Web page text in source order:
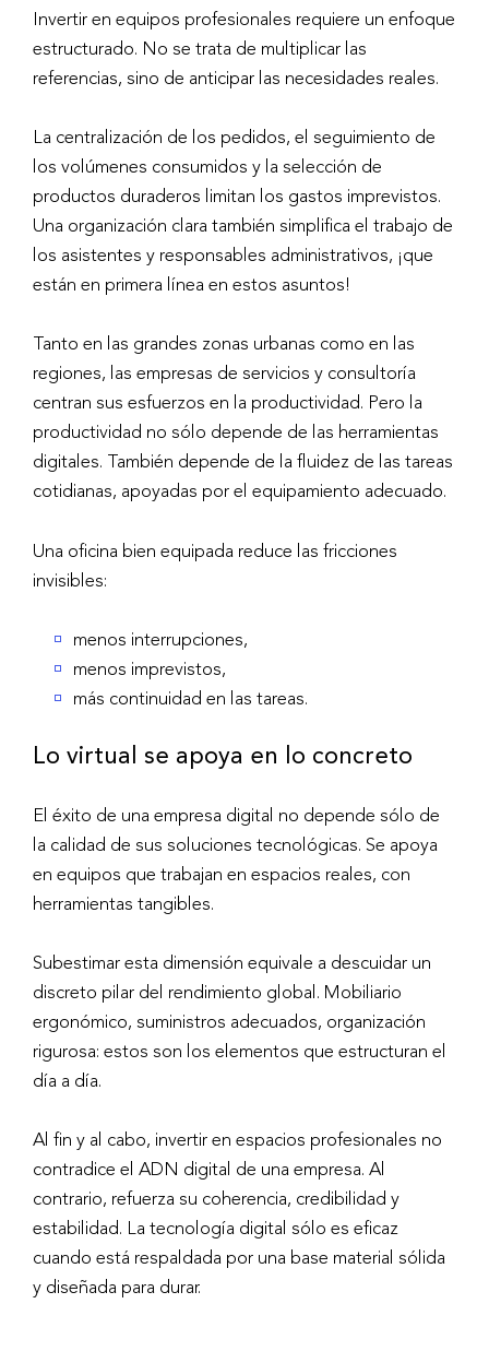
Invertir en equipos profesionales requiere un enfoque
estructurado. No se trata de multiplicar las
referencias, sino de anticipar las necesidades reales.
La centralización de los pedidos, el seguimiento de
los volúmenes consumidos y la selección de
productos duraderos limitan los gastos imprevistos.
Una organización clara también simplifica el trabajo de
los asistentes y responsables administrativos, ¡que
están en primera línea en estos asuntos!
Tanto en las grandes zonas urbanas como en las
regiones, las empresas de servicios y consultoría
centran sus esfuerzos en la productividad. Pero la
productividad no sólo depende de las herramientas
digitales. También depende de la fluidez de las tareas
cotidianas, apoyadas por el equipamiento adecuado.
Una oficina bien equipada reduce las fricciones
invisibles:
menos interrupciones,
menos imprevistos,
más continuidad en las tareas.
Lo virtual se apoya en lo concreto
El éxito de una empresa digital no depende sólo de
la calidad de sus soluciones tecnológicas. Se apoya
en equipos que trabajan en espacios reales, con
herramientas tangibles.
Subestimar esta dimensión equivale a descuidar un
discreto pilar del rendimiento global. Mobiliario
ergonómico, suministros adecuados, organización
rigurosa: estos son los elementos que estructuran el
día a día.
Al fin y al cabo, invertir en espacios profesionales no
contradice el ADN digital de una empresa. Al
contrario, refuerza su coherencia, credibilidad y
estabilidad. La tecnología digital sólo es eficaz
cuando está respaldada por una base material sólida
y diseñada para durar.